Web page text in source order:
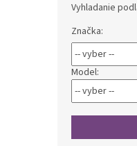
Vyhladanie
Značka:
Model: